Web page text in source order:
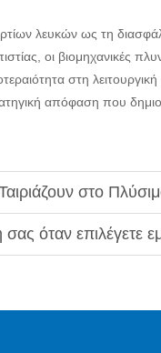
λευκών ως τη
οι βιομηχανικές
στη
απόφαση που
στο
όταν επιλέγετε